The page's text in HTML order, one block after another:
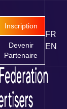
Inscription
Devenir
Partenaire
FR
EN